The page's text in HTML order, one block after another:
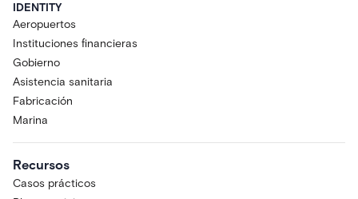
IDENTITY
Aeropuertos
Instituciones financieras
Gobierno
Asistencia sanitaria
Fabricación
Marina
Recursos
Casos prácticos